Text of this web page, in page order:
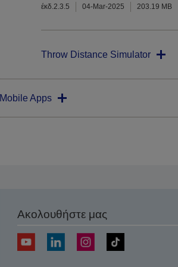
έκδ.2.3.5 04-Mar-2025 203.19 MB
Throw Distance Simulator
Mobile Apps
Ακολουθήστε μας